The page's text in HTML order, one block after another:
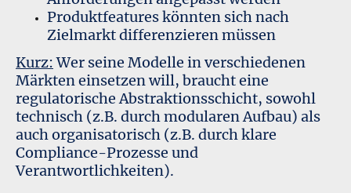
Produktfeatures könnten sich nach
Zielmarkt differenzieren müssen
Kurz:Wer seine Modelle in verschiedenen
Märkten einsetzen will, braucht eine
regulatorische Abstraktionsschicht, sowohl
technisch (z.B. durch modularen Aufbau) als
auch organisatorisch (z.B. durch klare
Compliance-Prozesse und
Verantwortlichkeiten).